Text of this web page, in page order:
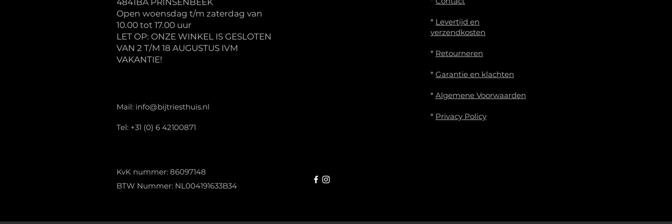
Open woensdag t/m zaterdag van
10.00 tot 17.00 uur
LET OP: ONZE WINKEL IS GESLOTEN
VAN 2 T/M 18 AUGUSTUS IVM
VAKANTIE!
Mail: info@bijtriesthuis.nl
Tel: +31 (0) 6 42100871
* Levertijd en
verzendkosten
* Retourneren
* Garantie en klachten
* Algemene Voorwaarden
* Privacy Policy
KvK nummer: 86097148
BTW Nummer: NL004191633B34